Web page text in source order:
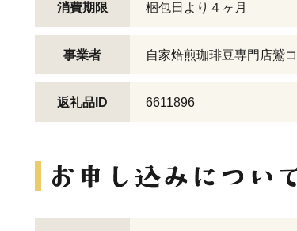
消費期限 梱包日より４ヶ月
事業者 自家焙煎珈琲豆専門店鷲
返礼品ID 6611896